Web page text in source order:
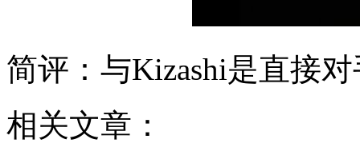
简评：与Kizashi是直接
相关文章：